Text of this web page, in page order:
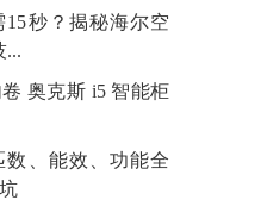
秒？揭秘海尔空
...
奥克斯 i5 智能柜
数、能效、功能全